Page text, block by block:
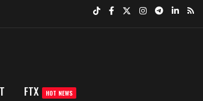
FTX HOT NEWS